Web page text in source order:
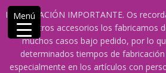
INFORMACIÓN IMPORTANTE. Os
de nuestros accesorios los fabricamos
muchos casos bajo pedido, por lo
determinados tiempos de
especialmente en los artículos con
Saltar
contenido
609241475 SOLO DE 10:00 a 14:00
San Fernando de Henares
Menú